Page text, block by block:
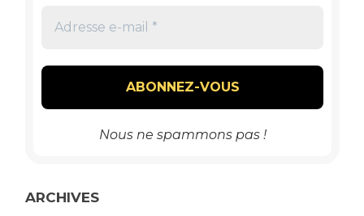
Nous ne spammons pas !
ARCHIVES